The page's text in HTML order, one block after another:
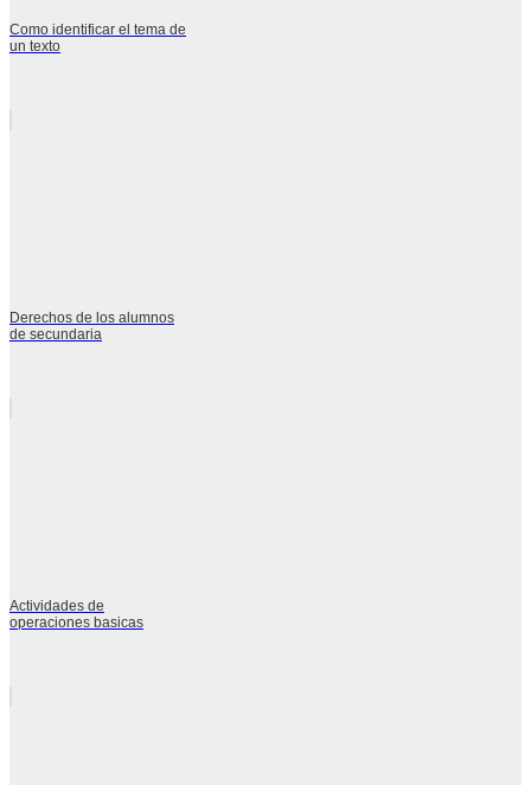
Como identificar el tema de
un texto
Derechos de los alumnos
de secundaria
Actividades de
operaciones basicas